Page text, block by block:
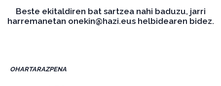
Beste ekitaldiren bat sartzea nahi baduzu, jarri
harremanetan onekin@hazi.eus helbidearen bidez.
OHARTARAZPENA